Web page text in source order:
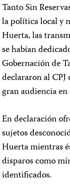
Tanto Sin
la política local y
Huerta, las
se habían
Gobernación de
declararon al
gran audiencia en
En declaración
sujetos
Huerta mientras
disparos como
identificados.